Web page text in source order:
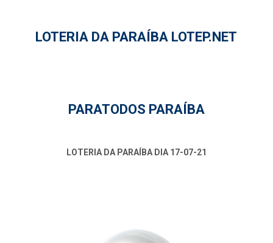
LOTERIA DA PARAÍBA LOTEP.NET
PARATODOS PARAÍBA
LOTERIA DA PARAÍBA DIA 17-07-21